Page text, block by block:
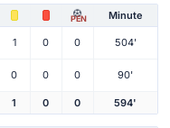
PEN Minute
1 0 0 504'
0 0 0 90'
1 0 0 594'